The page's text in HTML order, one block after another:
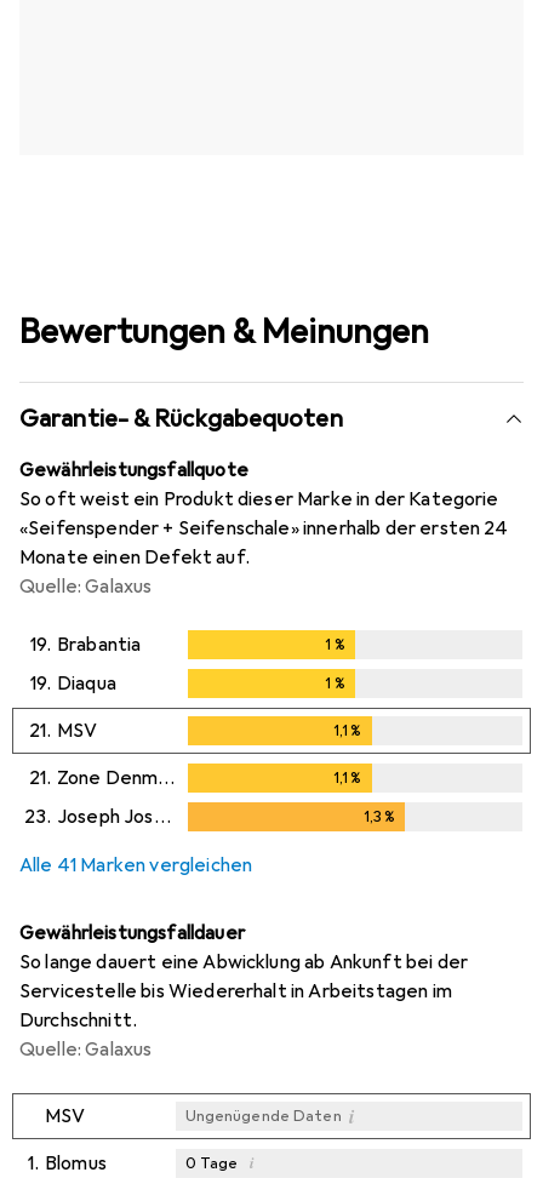
Bewertungen & Meinungen
Garantie- & Rückgabequoten
Gewährleistungsfallquote
So oft weist ein Produkt dieser Marke in der Kategorie
«Seifenspender + Seifenschale» innerhalb der ersten 24
Monate einen Defekt auf.
Quelle: Galaxus
19. Brabantia 1 %
19. Diaqua 1 %
21. MSV 1,1%
21. Zone Denmark 1,1%
23. Joseph Joseph 1,3%
Alle 41 Marken vergleichen
Gewährleistungsfalldauer
So lange dauert eine Abwicklung ab Ankunft bei der
Servicestelle bis Wiedererhalt in Arbeitstagen im
Durchschnitt.
Quelle: Galaxus
MSV Ungenügende Daten i
1. Blomus 0 Tage i